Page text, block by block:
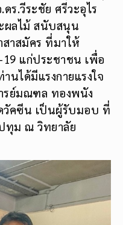
ร.วีระชัย ศรีวะอุไร
ผลไม้ สนับสนุน
าสมัคร ที่มาให้
แก่ประชาชน เพื่อ
นได้มีแรงกายแรงใจ
รย์มณฑล ทองพนัง
วัคซีน เป็นผู้รับมอบ ที่
ทุม ณ วิทยาลัย